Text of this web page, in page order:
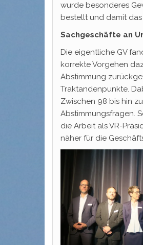
wurde besonderes
bestellt und damit
Sachgeschäfte an
Die eigentliche GV
korrekte Vorgehen
Abstimmung
Traktandenpunkte.
Zwischen 98 bis hin
Abstimmungsfragen.
die Arbeit als VR-
näher für die